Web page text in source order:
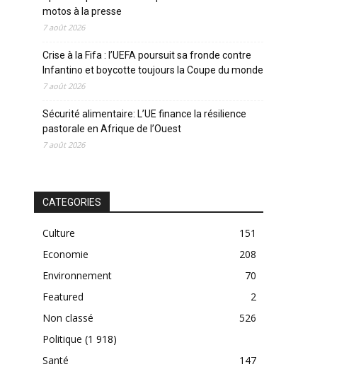
motos à la presse
7 août 2026
Crise à la Fifa : l’UEFA poursuit sa fronde contre
Infantino et boycotte toujours la Coupe du monde
7 août 2026
Sécurité alimentaire: L’UE finance la résilience
pastorale en Afrique de l’Ouest
7 août 2026
CATEGORIES
Culture
151
Economie
208
Environnement
70
Featured
2
Non classé
526
Politique (1 918)
Santé
147